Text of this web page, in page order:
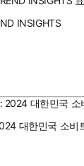
INSIGHTS
대한민국 소비